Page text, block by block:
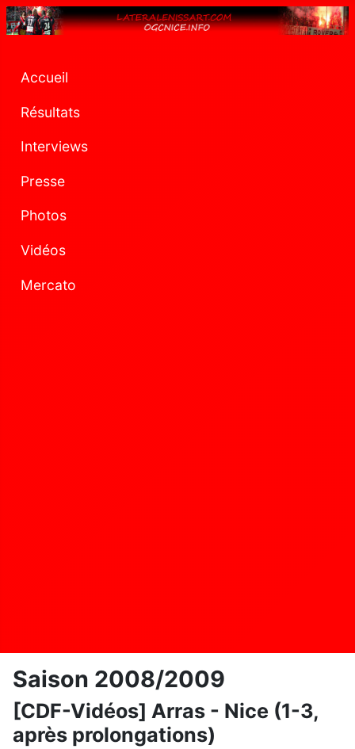
Accueil
Résultats
Interviews
Presse
Photos
Vidéos
Mercato
Saison 2008/2009
[CDF-Vidéos] Arras - Nice (1-3,
après prolongations)